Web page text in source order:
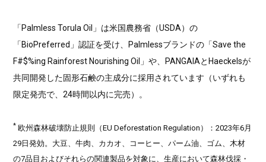
「Palmless Torula Oil」は米国農務省（USDA）の
「BioPreferred」認証を受け、Palmlessブランドの「Save the
F#$%ing Rainforest Nourishing Oil」や、PANGAIAとHaeckelsが
共同開発した固形石鹸の主成分に採用されています（いずれも
限定発売で、24時間以内に完売）。
* 欧州森林破壊防止規則（EU Deforestation Regulation）：2023年6月
29日発効。大豆、牛肉、カカオ、コーヒー、パーム油、ゴム、木材
の7品目およびそれらの関連製品を対象に、生産において森林伐採・